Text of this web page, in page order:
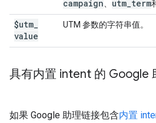
campaign
utm term
$utm
value
UTM 参数的字符串值。
具有内置 intent 的 Google
如果 Google 助理链接包含内置